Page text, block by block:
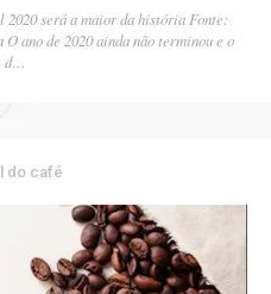
será a maior da história Fonte:
ano de 2020 ainda não terminou e o
d…
do café